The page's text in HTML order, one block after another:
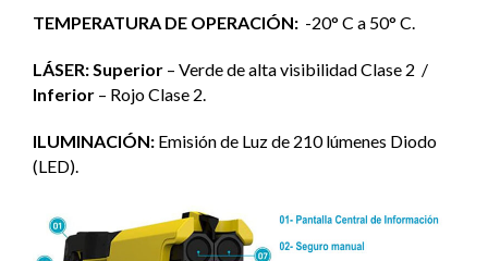
TEMPERATURA DE OPERACIÓN: -20° C a 50° C.
LÁSER:Superior – Verde de alta visibilidad Clase 2 /
Inferior – Rojo Clase 2.
ILUMINACIÓN: Emisión de Luz de 210 lúmenes Diodo
(LED).